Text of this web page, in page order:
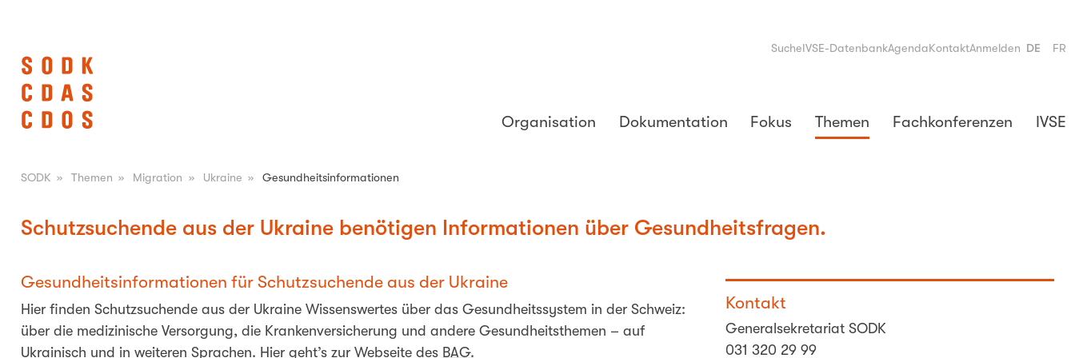
SucheIVSE-DatenbankAgendaKontaktAnmelden DE FR
Organisation Dokumentation Fokus Themen Fachkonferenzen IVSE
SODK » Themen » Migration » Ukraine » Gesundheitsinformationen
Schutzsuchende aus der Ukraine benötigen Informationen über Gesundheitsfragen.
Gesundheitsinformationen für Schutzsuchende aus der Ukraine
Hier finden Schutzsuchende aus der Ukraine Wissenswertes über das Gesundheitssystem in der Schweiz:
über die medizinische Versorgung, die Krankenversicherung und andere Gesundheitsthemen – auf
Ukrainisch und in weiteren Sprachen. Hier geht’s zur Webseite des BAG.
Kontakt
Generalsekretariat SODK
031 320 29 99